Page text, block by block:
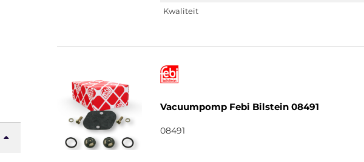
Kwaliteit
Vacuumpomp Febi Bilstein 08491
08491